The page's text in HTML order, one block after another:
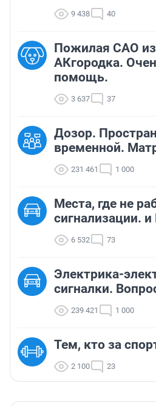
9 438 40
Пожилая САО
АКгородка.
помощь.
3 637 37
Дозор.
временной.
231 461 1 000
Места, где не
сигнализации.
6 532 73
Электрика-
сигналки.
239 421 1 000
Тем, кто за
2 100 23